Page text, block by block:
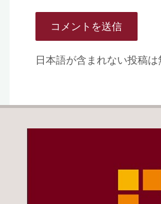
日本語が含まれない投稿